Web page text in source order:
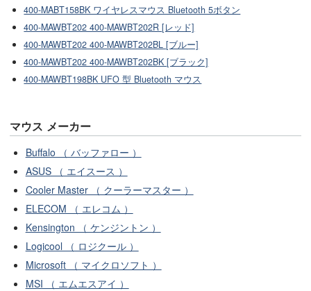
400-MABT158BK ワイヤレスマウス Bluetooth 5ボタン
400-MAWBT202 400-MAWBT202R [レッド]
400-MAWBT202 400-MAWBT202BL [ブルー]
400-MAWBT202 400-MAWBT202BK [ブラック]
400-MAWBT198BK UFO 型 Bluetooth マウス
マウス メーカー
Buffalo （ バッファロー ）
ASUS （ エイスース ）
Cooler Master （ クーラーマスター ）
ELECOM （ エレコム ）
Kensington （ ケンジントン ）
Logicool （ ロジクール ）
Microsoft （ マイクロソフト ）
MSI （ エムエスアイ ）